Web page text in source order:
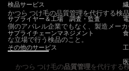
かつら つけ毛の品質管理を代行する検
側のアパレル企業でもなく、製造メー
な立場で行う検品のこと。
かつら つけ毛の品質管理 を代行する
検品サービス
サプライヤー＆工場 調査・監査
サプライチェーンマネジメント
その他のサービス